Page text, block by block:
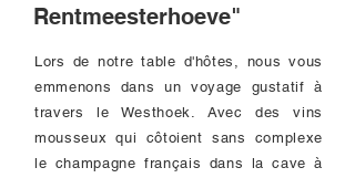
Rentmeesterhoeve"
Lors de notre table d'hôtes, nous vous
emmenons dans un voyage gustatif à
travers le Westhoek. Avec des vins
mousseux qui côtoient sans complexe
le champagne français dans la cave à